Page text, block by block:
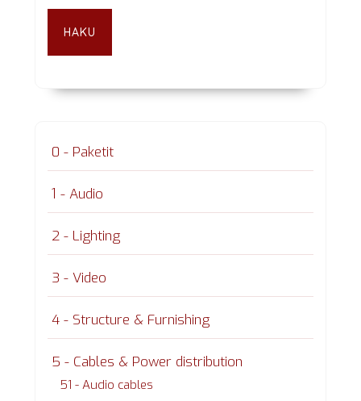
HAKU
0 - Paketit
1 - Audio
2 - Lighting
3 - Video
4 - Structure & Furnishing
5 - Cables & Power distribution
51 - Audio cables